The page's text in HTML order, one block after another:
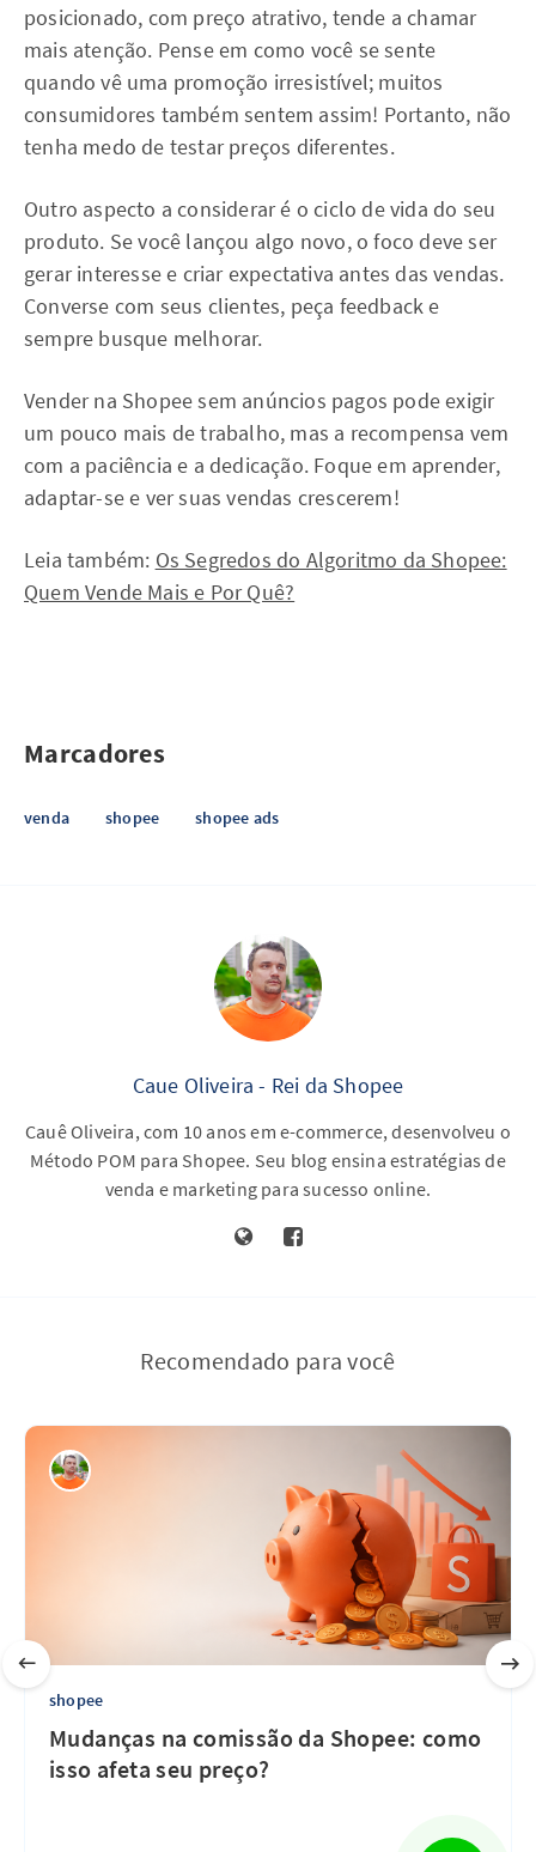
posicionado, com preço atrativo, tende a chamar
mais atenção. Pense em como você se sente
quando vê uma promoção irresistível; muitos
consumidores também sentem assim! Portanto, não
tenha medo de testar preços diferentes.
Outro aspecto a considerar é o ciclo de vida do seu
produto. Se você lançou algo novo, o foco deve ser
gerar interesse e criar expectativa antes das vendas.
Converse com seus clientes, peça feedback e
sempre busque melhorar.
Vender na Shopee sem anúncios pagos pode exigir
um pouco mais de trabalho, mas a recompensa vem
com a paciência e a dedicação. Foque em aprender,
adaptar-se e ver suas vendas crescerem!
Leia também: Os Segredos do Algoritmo da Shopee:
Quem Vende Mais e Por Quê?
Marcadores
venda shopee shopee ads
Caue Oliveira - Rei da Shopee
Cauê Oliveira, com 10 anos em e-commerce, desenvolveu o
Método POM para Shopee. Seu blog ensina estratégias de
venda e marketing para sucesso online.
Recomendado para você
shopee
Mudanças na comissão da Shopee: como
isso afeta seu preço?